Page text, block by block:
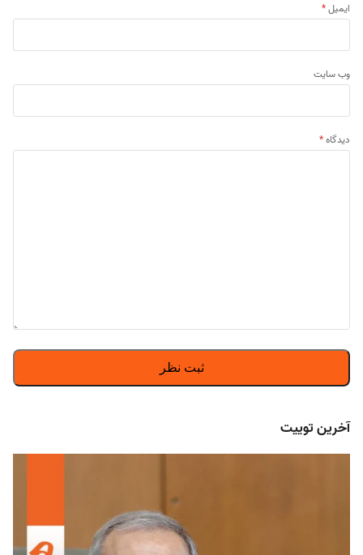
ایمیل*
وب‌ سایت
دیدگاه*
آخرین توییت